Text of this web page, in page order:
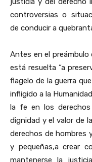
controversias o
de conducir a
Antes en el preámbulo
está resuelta “a
flagelo de la guerra
infligido a la
la fe en los
dignidad y el valor de
derechos de hombres
y pequeñas,a crear
mantenerse la